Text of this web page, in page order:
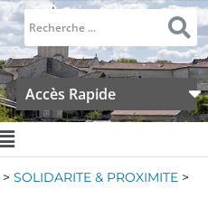
Accès Rapide
> SOLIDARITE & PROXIMITE >